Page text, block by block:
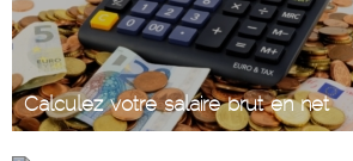
Calculez votre salaire brut en net